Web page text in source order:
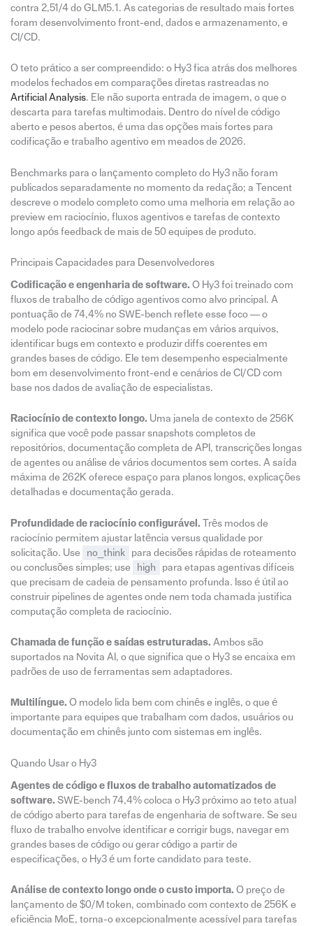
contra 2,51/4 do GLM5.1. As categorias de resultado mais fortes
foram desenvolvimento front-end, dados e armazenamento, e
CI/CD.
O teto prático a ser compreendido: o Hy3 fica atrás dos melhores
modelos fechados em comparações diretas rastreadas no
Artificial Analysis. Ele não suporta entrada de imagem, o que o
descarta para tarefas multimodais. Dentro do nível de código
aberto e pesos abertos, é uma das opções mais fortes para
codificação e trabalho agentivo em meados de 2026.
Benchmarks para o lançamento completo do Hy3 não foram
publicados separadamente no momento da redação; a Tencent
descreve o modelo completo como uma melhoria em relação ao
preview em raciocínio, fluxos agentivos e tarefas de contexto
longo após feedback de mais de 50 equipes de produto.
Principais Capacidades para Desenvolvedores
Codificação e engenharia de software. O Hy3 foi treinado com
fluxos de trabalho de código agentivos como alvo principal. A
pontuação de 74,4% no SWE-bench reflete esse foco — o
modelo pode raciocinar sobre mudanças em vários arquivos,
identificar bugs em contexto e produzir diffs coerentes em
grandes bases de código. Ele tem desempenho especialmente
bom em desenvolvimento front-end e cenários de CI/CD com
base nos dados de avaliação de especialistas.
Raciocínio de contexto longo. Uma janela de contexto de 256K
significa que você pode passar snapshots completos de
repositórios, documentação completa de API, transcrições longas
de agentes ou análise de vários documentos sem cortes. A saída
máxima de 262K oferece espaço para planos longos, explicações
detalhadas e documentação gerada.
Profundidade de raciocínio configurável. Três modos de
raciocínio permitem ajustar latência versus qualidade por
solicitação. Use
no_think
para decisões rápidas de roteamento
ou conclusões simples; use
high
para etapas agentivas difíceis
que precisam de cadeia de pensamento profunda. Isso é útil ao
construir pipelines de agentes onde nem toda chamada justifica
computação completa de raciocínio.
Chamada de função e saídas estruturadas. Ambos são
suportados na Novita AI, o que significa que o Hy3 se encaixa em
padrões de uso de ferramentas sem adaptadores.
Multilíngue. O modelo lida bem com chinês e inglês, o que é
importante para equipes que trabalham com dados, usuários ou
documentação em chinês junto com sistemas em inglês.
Quando Usar o Hy3
Agentes de código e fluxos de trabalho automatizados de
software. SWE-bench 74,4% coloca o Hy3 próximo ao teto atual
de código aberto para tarefas de engenharia de software. Se seu
fluxo de trabalho envolve identificar e corrigir bugs, navegar em
grandes bases de código ou gerar código a partir de
especificações, o Hy3 é um forte candidato para teste.
Análise de contexto longo onde o custo importa. O preço de
lançamento de $0/M token, combinado com contexto de 256K e
eficiência MoE, torna-o excepcionalmente acessível para tarefas